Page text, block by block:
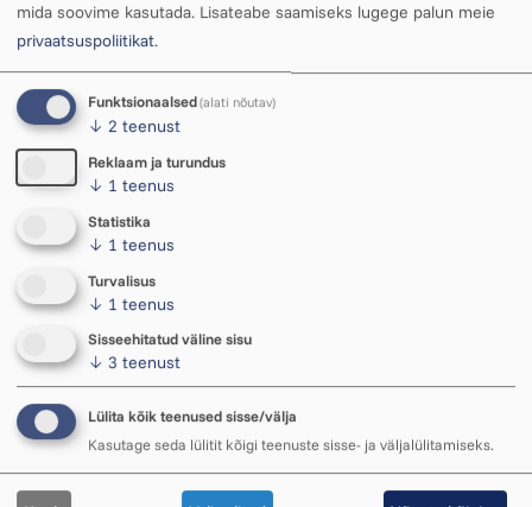
Telli meie e-ajakiri
Kirjutame paar korda aastas meie majas
toimuvate sündmuste kohta ning jagame
uudiseid. Lubame, et me saadame kirju harva
ning ainult vajaliku ja huvipakkuva infoga.
Olen nõus oma e-posti aadressi kasutamisega
elektroonilise kirja saatmiseks.
nõusoleku kohta leiate siit
Telli e-ajakiri
mida soovime kasutada. Lisateabe saamiseks lugege palun meie
privaatsuspoliitikat.
Funktsionaalsed(alati nõutav)
↓ 2 teenust
Reklaam ja turundus
↓ 1 teenus
Statistika
↓ 1 teenus
Turvalisus
↓ 1 teenus
Sisseehitatud väline sisu
↓ 3 teenust
Lülita kõik teenused sisse/välja
Kasutage seda lülitit kõigi teenuste sisse- ja väljalülitamiseks.